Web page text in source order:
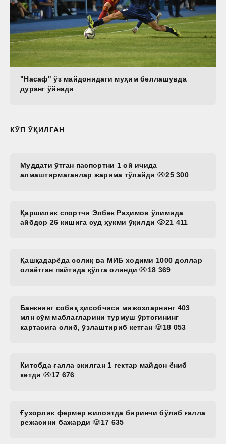
"Насаф" ўз майдонидаги муҳим беллашувда
дуранг ўйнади
КЎП ЎҚИЛГАН
Муддати ўтган паспортни 1 ой ичида
алмаштирмаганлар жарима тўлайди
25 300
Қаршилик спортчи Элбек Раҳимов ўлимида
айбдор 26 кишига суд ҳукми ўқилди
21 411
Қашқадарёда солиқ ва МИБ ходими 1000 доллар
олаётган пайтида қўлга олинди
18 369
Банкнинг собиқ ҳисобчиси мижозларнинг 403
млн сўм маблағларини турмуш ўртоғининг
картасига олиб, ўзлаштириб кетган
18 053
Китобда ғалла экилган 1 гектар майдон ёниб
кетди
17 676
Ғузорлик фермер вилоятда биринчи бўлиб ғалла
режасини бажарди
17 635